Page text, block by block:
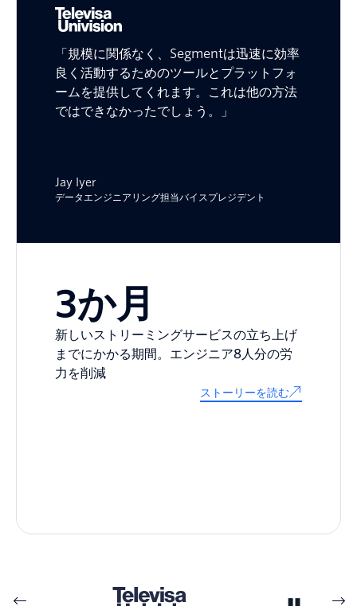
「規模に関係なく、Segmentは迅速に効率
良く活動するためのツールとプラットフォ
ームを提供してくれます。これは他の方法
ではできなかったでしょう。」
Jay Iyer
データエンジニアリング担当バイスプレジデント
3か月
新しいストリーミングサービスの立ち上げ
までにかかる期間。エンジニア8人分の労
力を削減
ストーリーを読む